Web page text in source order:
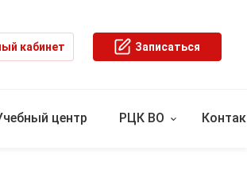
кабинет Записаться
центр РЦК ВО